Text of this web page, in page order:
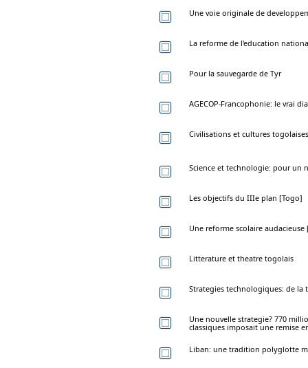
Une voie originale de
La reforme de l'education
Pour la sauvegarde de Tyr
AGECOP-Francophonie: le vrai
Civilisations et cultures togolaises
Science et technologie: pour
Les objectifs du IIIe plan [Togo]
Une reforme scolaire audacieuse
Litterature et theatre togolais
Strategies technologiques: de
Une nouvelle strategie? 770
classiques imposait une remise
Liban: une tradition polyglotte